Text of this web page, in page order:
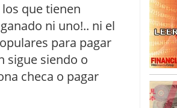
que tienen
ni uno!.. ni el
para pagar
sigue siendo o
checa o pagar